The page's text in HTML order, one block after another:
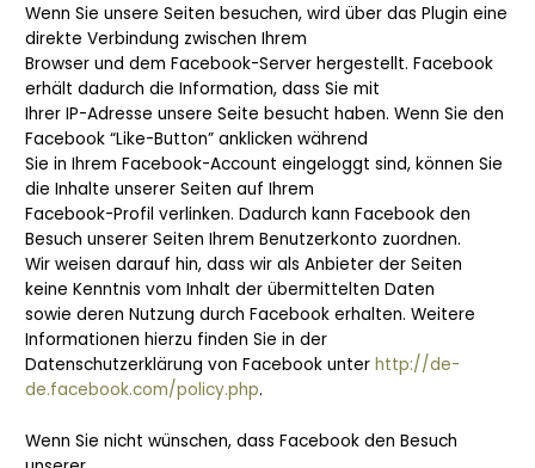
Wenn Sie unsere Seiten besuchen, wird über das Plugin eine
direkte Verbindung zwischen Ihrem
Browser und dem Facebook-Server hergestellt. Facebook
erhält dadurch die Information, dass Sie mit
Ihrer IP-Adresse unsere Seite besucht haben. Wenn Sie den
Facebook “Like-Button” anklicken während
Sie in Ihrem Facebook-Account eingeloggt sind, können Sie
die Inhalte unserer Seiten auf Ihrem
Facebook-Profil verlinken. Dadurch kann Facebook den
Besuch unserer Seiten Ihrem Benutzerkonto zuordnen.
Wir weisen darauf hin, dass wir als Anbieter der Seiten
keine Kenntnis vom Inhalt der übermittelten Daten
sowie deren Nutzung durch Facebook erhalten. Weitere
Informationen hierzu finden Sie in der
Datenschutzerklärung von Facebook unterhttp://de-
de.facebook.com/policy.php.
Wenn Sie nicht wünschen, dass Facebook den Besuch